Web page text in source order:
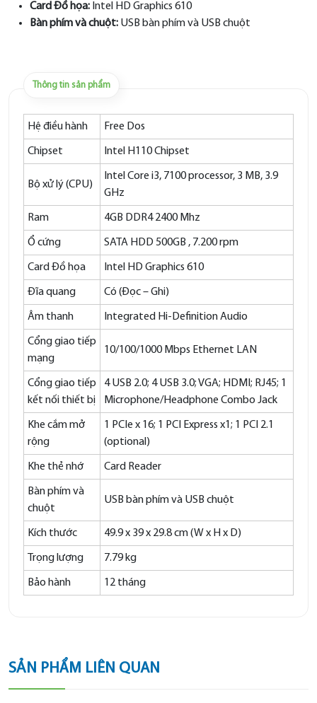
Card Đồ họa: Intel HD Graphics 610
Bàn phím và chuột: USB bàn phím và USB chuột
Thông tin sản phẩm
Hệ điều hành Free Dos
Chipset Intel H110 Chipset
Bộ xử lý (CPU)
Intel Core i3, 7100 processor, 3 MB, 3.9
GHz
Ram 4GB DDR4 2400 Mhz
Ổ cứng SATA HDD 500GB , 7.200 rpm
Card Đồ họa Intel HD Graphics 610
Đĩa quang Có (Đọc – Ghi)
Âm thanh Integrated Hi-Definition Audio
Cổng giao tiếp
mạng
10/100/1000 Mbps Ethernet LAN
Cổng giao tiếp
kết nối thiết bị
4 USB 2.0; 4 USB 3.0; VGA; HDMI; RJ45; 1
Microphone/Headphone Combo Jack
Khe cắm mở
rộng
1 PCIe x 16; 1 PCI Express x1; 1 PCI 2.1
(optional)
Khe thẻ nhớ Card Reader
Bàn phím và
chuột
USB bàn phím và USB chuột
Kích thước 49.9 x 39 x 29.8 cm (W x H x D)
Trọng lượng 7.79 kg
Bảo hành 12 tháng
SẢN PHẨM LIÊN QUAN